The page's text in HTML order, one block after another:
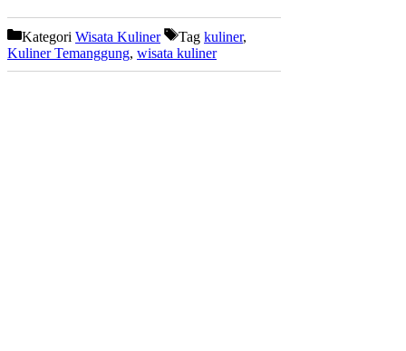
Kategori Wisata Kuliner Tag kuliner,
Kuliner Temanggung, wisata kuliner